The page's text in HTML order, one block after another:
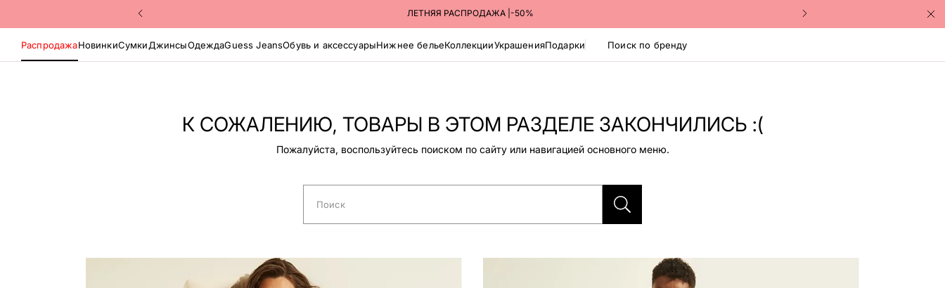
ЛЕТНЯЯ РАСПРОДАЖА |-50%
ПОЛУЧАЙТЕ ЗАКАЗЫ В ПУНКТАХ ВЫДАЧИ ЯНДЕКС МАРКЕТА
Поиск по бренду
РаспродажаНовинкиСумкиДжинсыОдеждаGuess JeansОбувь и аксессуарыНижнее бельеКоллекцииУкрашенияПодарки
К СОЖАЛЕНИЮ, ТОВАРЫ В ЭТОМ РАЗДЕЛЕ ЗАКОНЧИЛИСЬ :(
Пожалуйста, воспользуйтесь поиском по сайту или навигацией основного меню.
Поиск